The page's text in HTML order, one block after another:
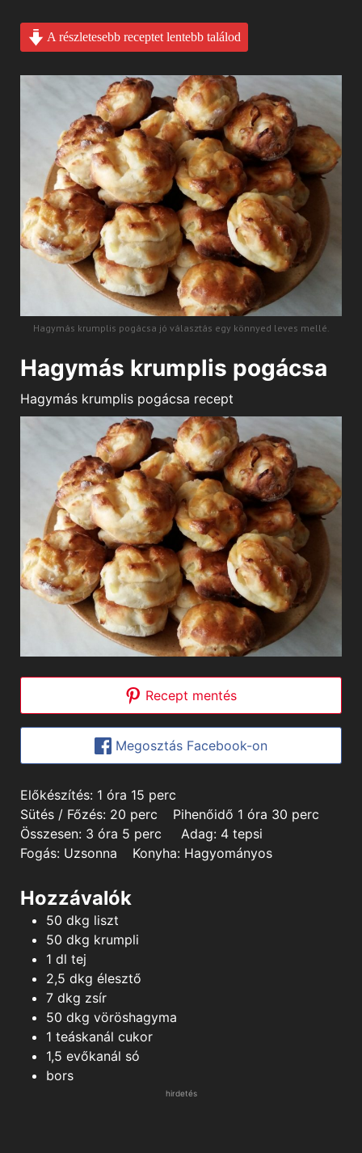
A részletesebb receptet lentebb találod
Hagymás krumplis pogácsa jó választás egy könnyed leves mellé.
Hagymás krumplis pogácsa
Hagymás krumplis pogácsa recept
Recept mentés
Megosztás Facebook-on
Előkészítés: 1hour
óra 15minutes
perc
Sütés / Főzés: 20minutes
perc Pihenőidő 1 hour
óra 30 minutes
perc
Összesen: 3hours
óra 5minutes
perc Adag: 4 tepsi
Fogás: Uzsonna Konyha: Hagyományos
Hozzávalók
50 dkg liszt
50 dkg krumpli
1 dl tej
2,5 dkg élesztő
7 dkg zsír
50 dkg vöröshagyma
1 teáskanál cukor
1,5 evőkanál só
bors
hirdetés